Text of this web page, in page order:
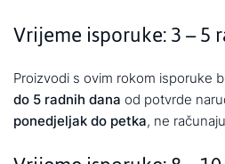
Vrijeme isporuke: 3 – 5
Proizvodi s ovim rokom isporuke
do 5 radnih dana od potvrde
ponedjeljak do petka, ne